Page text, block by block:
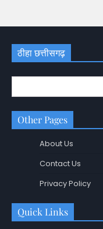
ठीहा छत्तीसगढ़
Other Pages
About Us
Contact Us
Privacy Policy
Quick Links